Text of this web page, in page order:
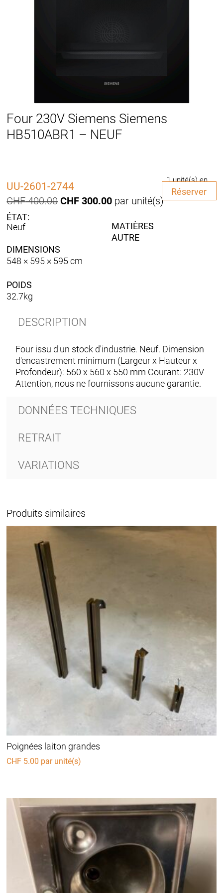
Four 230V Siemens Siemens
HB510ABR1 – NEUF
UU-2601-2744
1 unité(s) en
stock
CHF400.00Le
CHF 300.00Le
actuel
est :
par unité(s)
MATIÈRES
AUTRE
Neuf
DIMENSIONS
548 × 595 × 595 cm
POIDS
32.7kg
de
230V
Siemens
Siemens
Réserver
DESCRIPTION
Four issu d'un stock d'industrie. Neuf. Dimension
d'encastrement minimum (Largeur x Hauteur x
Profondeur): 560 x 560 x 550 mm Courant: 230V
Attention, nous ne fournissons aucune garantie.
DONNÉES TECHNIQUES
RETRAIT
VARIATIONS
Produits similaires
Poignées laiton grandes
CHF 5.00 par unité(s)